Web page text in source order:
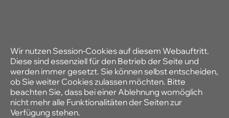
Wir nutzen Session-Cookies auf diesem Webauftritt.
Diese sind essenziell für den Betrieb der Seite und
werden immer gesetzt. Sie können selbst entscheiden,
ob Sie weiter Cookies zulassen möchten. Bitte
beachten Sie, dass bei einer Ablehnung womöglich
nicht mehr alle Funktionalitäten der Seiten zur
Verfügung stehen.